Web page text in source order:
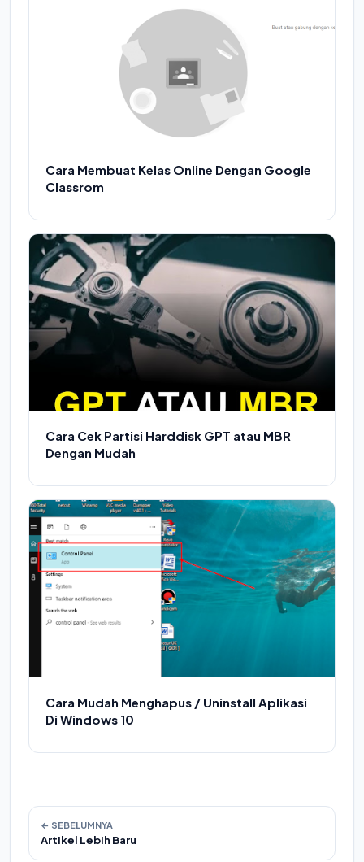
Cara Membuat Kelas Online Dengan Google
Classrom
Cara Cek Partisi Harddisk GPT atau MBR
Dengan Mudah
Cara Mudah Menghapus / Uninstall Aplikasi
Di Windows 10
← SEBELUMNYA
Artikel Lebih Baru